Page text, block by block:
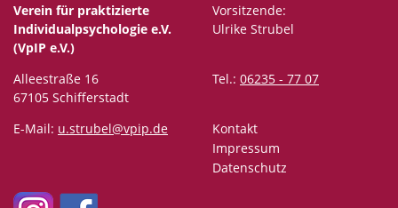
Verein für praktizierte
Individualpsychologie e.V.
(VpIP e.V.)
Vorsitzende:
Ulrike Strubel
Alleestraße 16
67105 Schifferstadt
Tel.: 06235 - 77 07
E-Mail: u.strubel@vpip.de
Kontakt
Impressum
Datenschutz